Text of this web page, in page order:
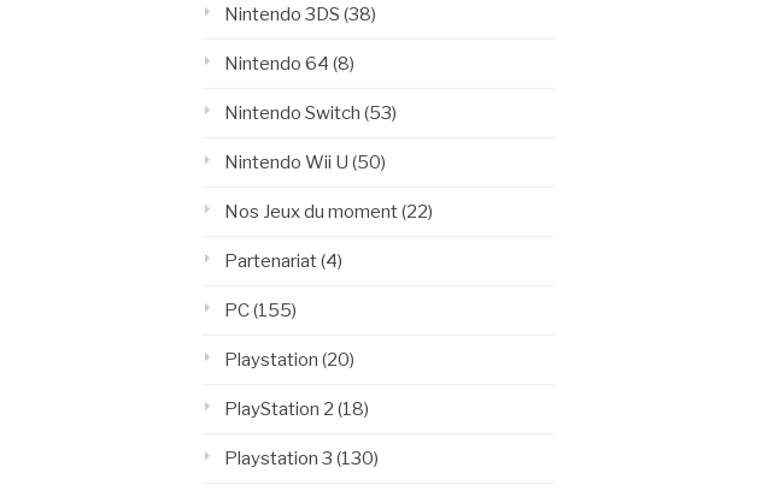
Nintendo 3DS (38)
Nintendo 64 (8)
Nintendo Switch (53)
Nintendo Wii U (50)
Nos Jeux du moment(22)
Partenariat(4)
PC(155)
Playstation (20)
PlayStation 2 (18)
Playstation 3 (130)